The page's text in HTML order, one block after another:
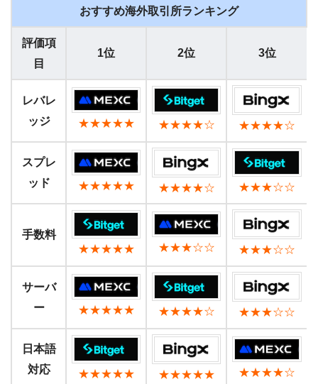
おすすめ海外取引所ランキング
評価項
目
1位 2位 3位
レバレ
ッジ
★★★★★ ★★★★☆ ★★★★☆
スプレ
ッド
★★★★★ ★★★★☆ ★★★☆☆
手数料
★★★★★
★★★☆☆ ★★★☆☆
サーバ
ー
★★★★★ ★★★★☆ ★★★☆☆
日本語
対応
★★★★★ ★★★★★ ★★★★☆